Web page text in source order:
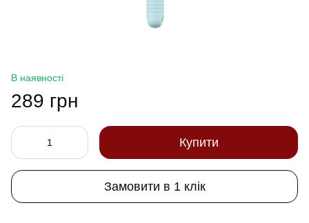
В наявності
289 грн
Купити
Замовити в 1 клік